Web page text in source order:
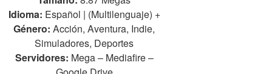
Idioma: Español | (Multilenguaje) +
Género: Acción, Aventura, Indie,
Simuladores, Deportes
Servidores: Mega – Mediafire –